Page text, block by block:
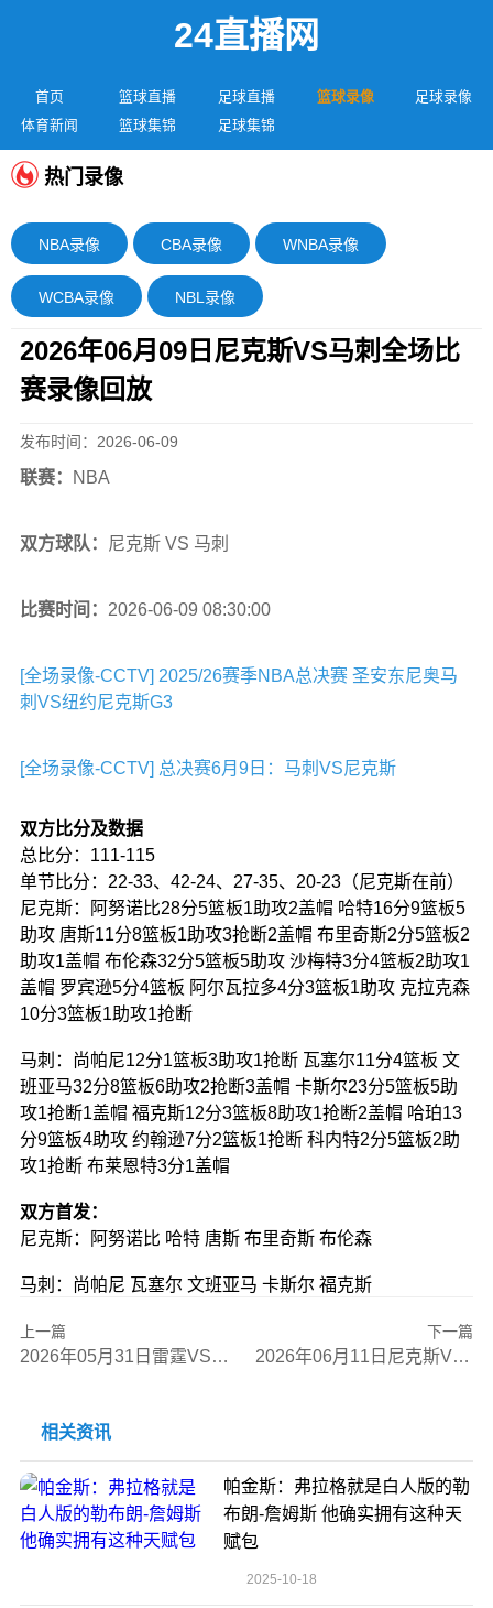
24直播网
首页 篮球直播 足球直播 篮球录像
足球录像
体育新闻
篮球集锦 足球集锦
热门录像
NBA录像 CBA录像 WNBA录像
WCBA录像 NBL录像
2026年06月09日尼克斯VS马刺全场比
赛录像回放
发布时间：2026-06-09
联赛： NBA
双方球队： 尼克斯 VS 马刺
比赛时间： 2026-06-09 08:30:00
[全场录像-CCTV] 2025/26赛季NBA总决赛 圣安东尼奥马
刺VS纽约尼克斯G3
[全场录像-CCTV] 总决赛6月9日：马刺VS尼克斯
双方比分及数据
总比分：111-115
单节比分：22-33、42-24、27-35、20-23（尼克斯在前）
尼克斯：阿努诺比28分5篮板1助攻2盖帽 哈特16分9篮板5
助攻 唐斯11分8篮板1助攻3抢断2盖帽 布里奇斯2分5篮板2
助攻1盖帽 布伦森32分5篮板5助攻 沙梅特3分4篮板2助攻1
盖帽 罗宾逊5分4篮板 阿尔瓦拉多4分3篮板1助攻 克拉克森
10分3篮板1助攻1抢断
马刺：尚帕尼12分1篮板3助攻1抢断 瓦塞尔11分4篮板 文
班亚马32分8篮板6助攻2抢断3盖帽 卡斯尔23分5篮板5助
攻1抢断1盖帽 福克斯12分3篮板8助攻1抢断2盖帽 哈珀13
分9篮板4助攻 约翰逊7分2篮板1抢断 科内特2分5篮板2助
攻1抢断 布莱恩特3分1盖帽
双方首发：
尼克斯：阿努诺比 哈特 唐斯 布里奇斯 布伦森
马刺：尚帕尼 瓦塞尔 文班亚马 卡斯尔 福克斯
上一篇
2026年05月31日雷霆VS马刺全场比赛录像回放
下一篇
2026年06月11日尼克斯VS马刺全场比赛录像回放
相关资讯
帕金斯：弗拉格就是白人版的勒
布朗-詹姆斯 他确实拥有这种天
赋包
2025-10-18